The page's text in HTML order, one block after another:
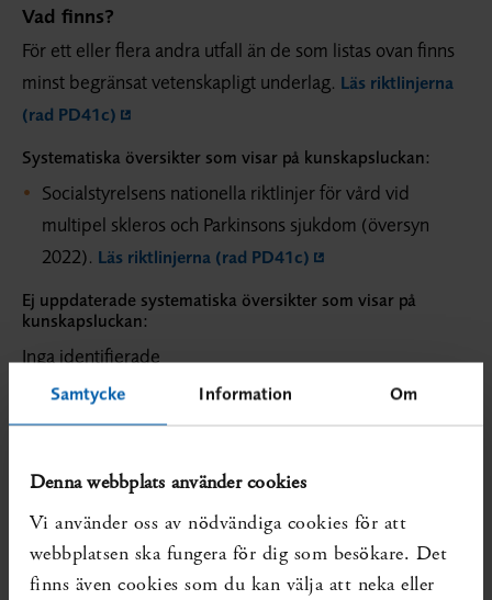
Samtycke Information Om
Denna webbplats använder cookies
Vi använder oss av nödvändiga cookies för att
webbplatsen ska fungera för dig som besökare. Det
finns även cookies som du kan välja att neka eller
Vad finns?
För ett eller flera andra utfall än de som listas ovan finns
minst begränsat vetenskapligt underlag. Läs riktlinjerna
(rad PD41c)
Systematiska översikter som visar på kunskapsluckan:
Socialstyrelsens nationella riktlinjer för vård vid
multipel skleros och Parkinsons sjukdom (översyn
2022). Läs riktlinjerna (rad PD41c)
Ej uppdaterade systematiska översikter som visar på
kunskapsluckan:
Inga identifierade
Diarienr:SBU 2025/1020 Publicerad:
2025-09-10
senare.